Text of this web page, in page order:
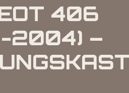
406
2004) –